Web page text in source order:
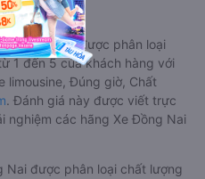
Nai tốt nhất được phân loại
1 đến 5 của khách hàng với
limousine, Đúng giờ, Chất
. Đánh giá này được viết trực
nghiệm các hãng Xe Đồng Nai
Nai được phân loại chất lượng